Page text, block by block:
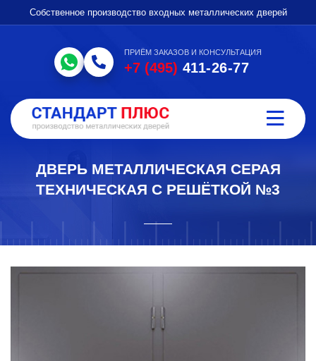
Собственное производство входных металлических дверей
ПРИЁМ ЗАКАЗОВ И КОНСУЛЬТАЦИЯ
+7 (495) 411-26-77
ДВЕРЬ МЕТАЛЛИЧЕСКАЯ СЕРАЯ
ТЕХНИЧЕСКАЯ С РЕШЁТКОЙ №3